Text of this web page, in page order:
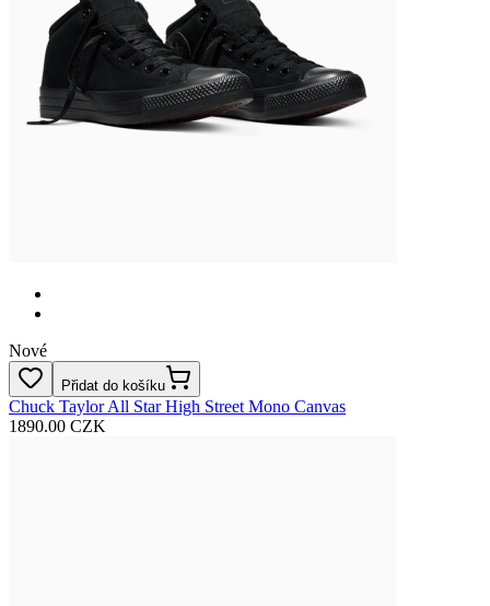
Nové
Přidat do košíku
Chuck Taylor All Star High Street Mono Canvas
1890.00 CZK